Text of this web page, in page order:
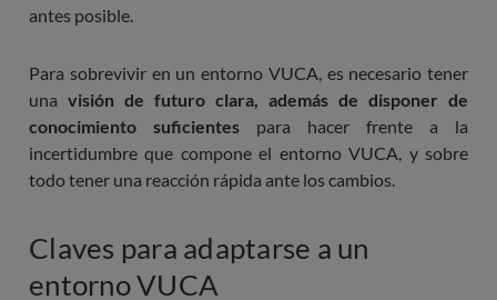
antes posible.
Para sobrevivir en un entorno VUCA, es necesario tener
una visión de futuro clara, además de disponer de
conocimiento suficientes para hacer frente a la
incertidumbre que compone el entorno VUCA, y sobre
todo tener una reacción rápida ante los cambios.
Claves para adaptarse a un
entorno VUCA